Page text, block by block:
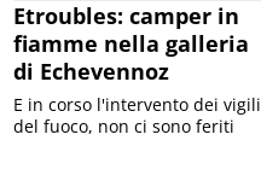
Etroubles: camper in
fiamme nella galleria
di Echevennoz
E in corso l'intervento dei vigili
del fuoco, non ci sono feriti